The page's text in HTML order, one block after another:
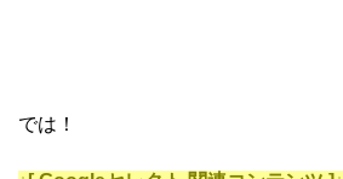
では！